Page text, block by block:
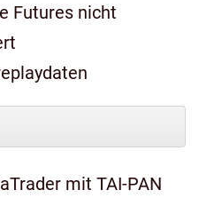
Futures nicht
mit TAI-PAN